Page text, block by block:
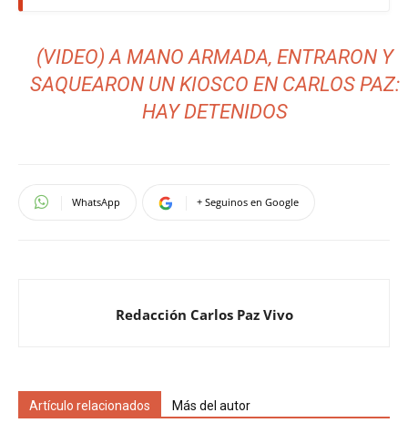
(VIDEO) A MANO ARMADA, ENTRARON Y
SAQUEARON UN KIOSCO EN CARLOS PAZ:
HAY DETENIDOS
WhatsApp + Seguinos en Google
Redacción Carlos Paz Vivo
Artículo relacionados Más del autor